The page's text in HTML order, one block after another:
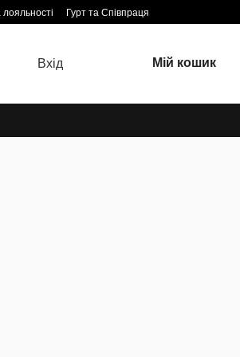
Гурт та Співпраця
Вхід Мій кошик